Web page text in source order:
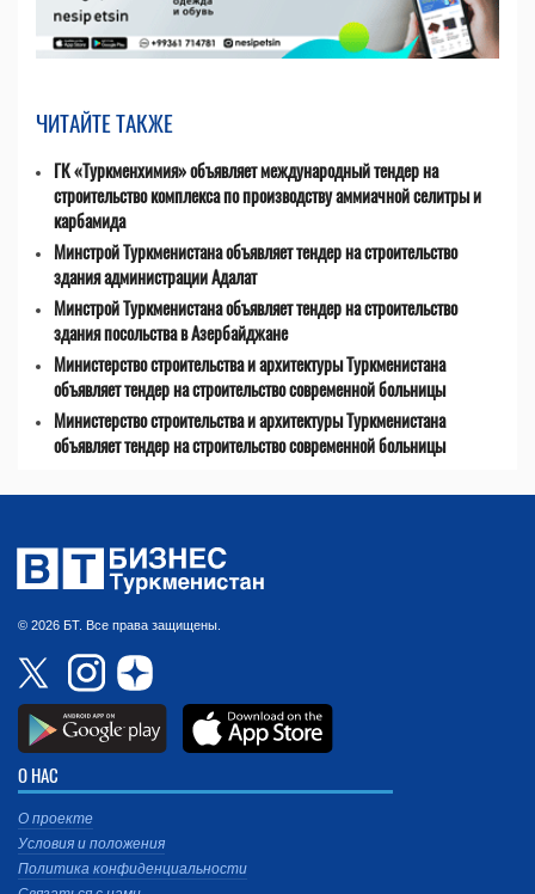
ЧИТАЙТЕ ТАКЖЕ
ГК «Туркменхимия» объявляет международный тендер на
строительство комплекса по производству аммиачной селитры и
карбамида
Минстрой Туркменистана объявляет тендер на строительство
здания администрации Адалат
Минстрой Туркменистана объявляет тендер на строительство
здания посольства в Азербайджане
Министерство строительства и архитектуры Туркменистана
объявляет тендер на строительство современной больницы
Министерство строительства и архитектуры Туркменистана
объявляет тендер на строительство современной больницы
© 2026 БТ. Все права защищены.
О НАС
О проекте
Условия и положения
Политика конфиденциальности